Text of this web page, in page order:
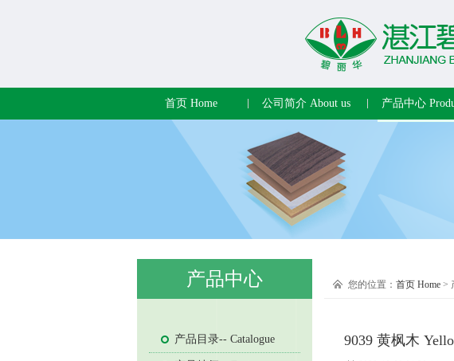
首页 Home 公司简介 About us 产品中心
产品中心
产品目录-- Catalogue
您的位置： 首页 Home >
9039 黄枫木